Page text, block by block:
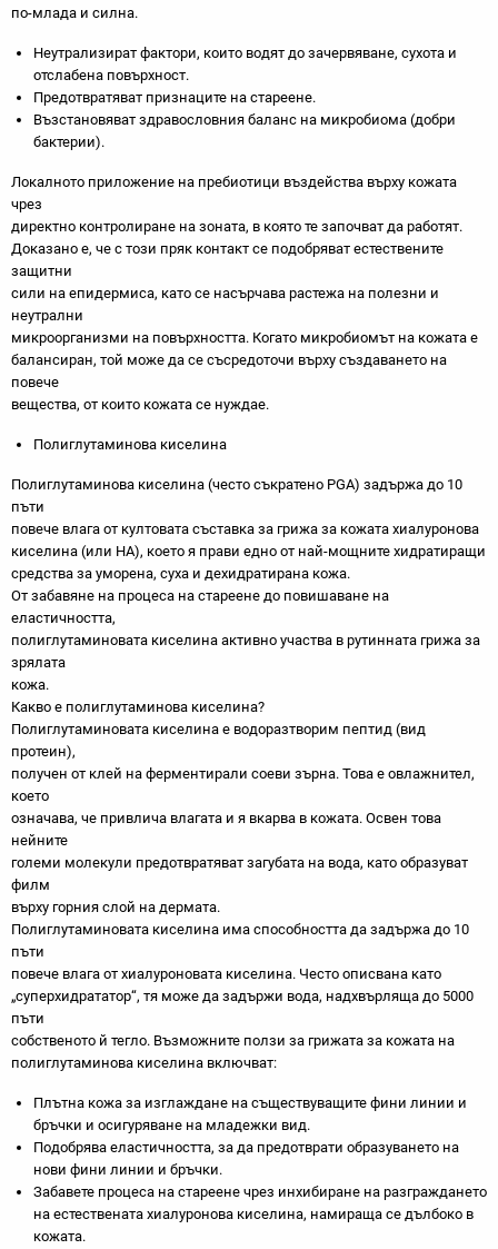
по-млада и силна.
Неутрализират фактори, които водят до зачервяване, сухота и
отслабена повърхност.
Предотвратяват признаците на стареене.
Възстановяват здравословния баланс на микробиома (добри
бактерии).
Локалното приложение на пребиотици въздейства върху кожата
чрез
директно контролиране на зоната, в която те започват да работят.
Доказано е, че с този пряк контакт се подобряват естествените
защитни
сили на епидермиса, като се насърчава растежа на полезни и
неутрални
микроорганизми на повърхността. Когато микробиомът на кожата е
балансиран, той може да се съсредоточи върху създаването на
повече
вещества, от които кожата се нуждае.
Полиглутаминова киселина
Полиглутаминова киселина (често съкратено PGA) задържа до 10
пъти
повече влага от култовата съставка за грижа за кожата хиалуронова
киселина (или HA), което я прави едно от най-мощните хидратиращи
средства за уморена, суха и дехидратирана кожа.
От забавяне на процеса на стареене до повишаване на
еластичността,
полиглутаминовата киселина активно участва в рутинната грижа за
зрялата
кожа.
Какво е полиглутаминова киселина?
Полиглутаминовата киселина е водоразтворим пептид (вид
протеин),
получен от клей на ферментирали соеви зърна. Това е овлажнител,
което
означава, че привлича влагата и я вкарва в кожата. Освен това
нейните
големи молекули предотвратяват загубата на вода, като образуват
филм
върху горния слой на дермата.
Полиглутаминовата киселина има способността да задържа до 10
пъти
повече влага от хиалуроновата киселина. Често описвана като
„суперхидрататор“, тя може да задържи вода, надхвърляща до 5000
пъти
собственото й тегло. Възможните ползи за грижата за кожата на
полиглутаминова киселина включват:
Плътна кожа за изглаждане на съществуващите фини линии и
бръчки и осигуряване на младежки вид.
Подобрява еластичността, за да предотврати образуването на
нови фини линии и бръчки.
Забавете процеса на стареене чрез инхибиране на разграждането
на естествената хиалуронова киселина, намираща се дълбоко в
кожата.